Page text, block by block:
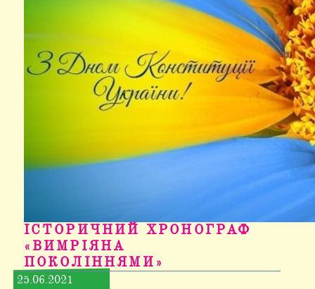
ІСТОРИЧНИЙ ХРОНОГРАФ
«ВИМРІЯНА
ПОКОЛІННЯМИ»
25.06.2021